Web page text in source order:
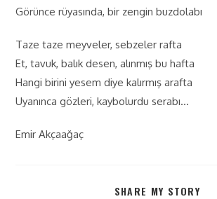
Görünce rüyasında, bir zengin buzdolabı
Taze taze meyveler, sebzeler rafta
Et, tavuk, balık desen, alınmış bu hafta
Hangi birini yesem diye kalırmış arafta
Uyanınca gözleri, kaybolurdu serabı…
Emir Akçaağaç
SHARE MY STORY